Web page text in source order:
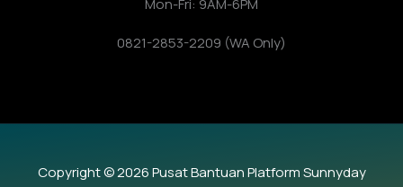
Mon-Fri: 9AM-6PM
0821-2853-2209 (WA Only)
Copyright © 2026 Pusat Bantuan Platform Sunnyday